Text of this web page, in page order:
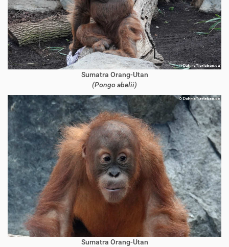
Sumatra Orang-Utan
(Pongo abelii)
Sumatra Orang-Utan